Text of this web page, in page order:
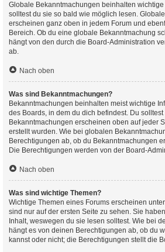
Globale Bekanntmachungen beinhalten
solltest du sie so bald wie möglich lesen.
erscheinen ganz oben in jedem Forum und
Bereich. Ob du eine globale Bekanntmachung
hängt von den durch die Board-Administration
ab.
Nach oben
Was sind Bekanntmachungen?
Bekanntmachungen beinhalten meist wichtige
des Boards, in dem du dich befindest. Du
Bekanntmachungen erscheinen oben auf jeder
erstellt wurden. Wie bei globalen
Berechtigungen ab, ob du Bekanntmachungen
Die Berechtigungen werden von der Board-
Nach oben
Was sind wichtige Themen?
Wichtige Themen eines Forums erscheinen
sind nur auf der ersten Seite zu sehen. Sie
Inhalt, weswegen du sie lesen solltest. Wie bei
hängt es von deinen Berechtigungen ab, ob du
kannst oder nicht; die Berechtigungen stellt die